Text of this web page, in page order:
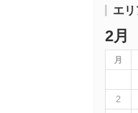
エ
2月
月
2